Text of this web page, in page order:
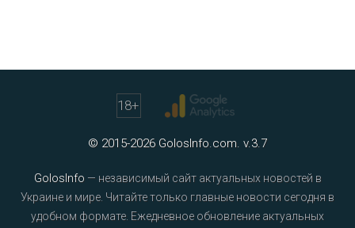
18+
© 2015-2026 GolosInfo.com. v.3.7
GolosInfo — независимый сайт актуальных новостей в
Украине и мире. Читайте только главные новости сегодня в
удобном формате. Ежедневное обновление актуальных